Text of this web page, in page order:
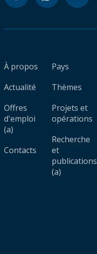
À propos
Actualité
Offres
d'emploi
(a)
Contacts
Pays
Thèmes
Projets et
opérations
Recherche
et
publications
(a)